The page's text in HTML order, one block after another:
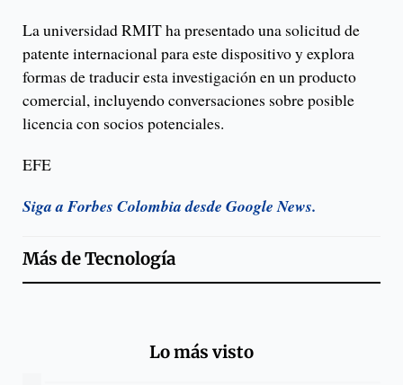
La universidad RMIT ha presentado una solicitud de
patente internacional para este dispositivo y explora
formas de traducir esta investigación en un producto
comercial, incluyendo conversaciones sobre posible
licencia con socios potenciales.
EFE
Siga a Forbes Colombia desde Google News.
Más deTecnología
Lo más visto